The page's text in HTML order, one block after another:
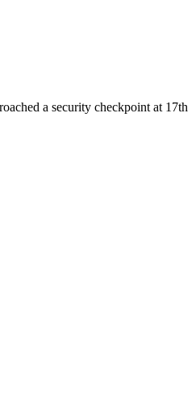
a security checkpoint at 17th